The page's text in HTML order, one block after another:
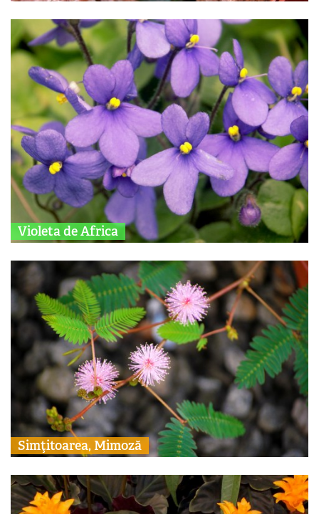
Violeta de Africa
Simţitoarea, Mimoză